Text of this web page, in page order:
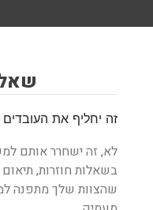
זה יחליף את העובדים
לא, זה ישחרר אותם
בשאלות חוזרות,
שהצוות שלך מתפנה